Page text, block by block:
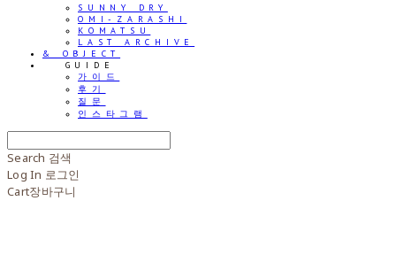
SUNNY DRY
OMI-ZARASHI
KOMATSU
LAST ARCHIVE
& OBJECT
⠀⠀GUIDE
가이드
후기
질문
인스타그램
Search 검색
Log In 로그인
Cart장바구니